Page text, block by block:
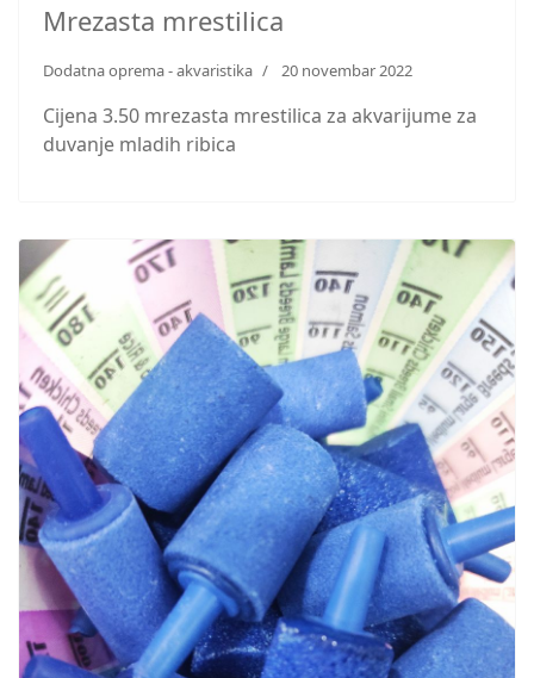
Mrezasta mrestilica
Dodatna oprema - akvaristika 20 novembar 2022
Cijena 3.50 mrezasta mrestilica za akvarijume za
duvanje mladih ribica